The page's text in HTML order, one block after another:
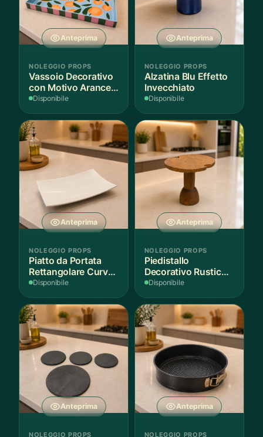
Anteprima
NOLEGGIO PROPS
Vassoio Decorativo
con Motivo Arance e
Foglie
Disponibile
Anteprima
NOLEGGIO PROPS
Alzatina Blu Effetto
Invecchiato
Disponibile
Anteprima
NOLEGGIO PROPS
Piatto da Portata
Rettangolare Curvo
Bianco
Disponibile
Anteprima
NOLEGGIO PROPS
Piedistallo
Decorativo Rustico
in Legno
Disponibile
Anteprima
NOLEGGIO PROPS
Anteprima
NOLEGGIO PROPS